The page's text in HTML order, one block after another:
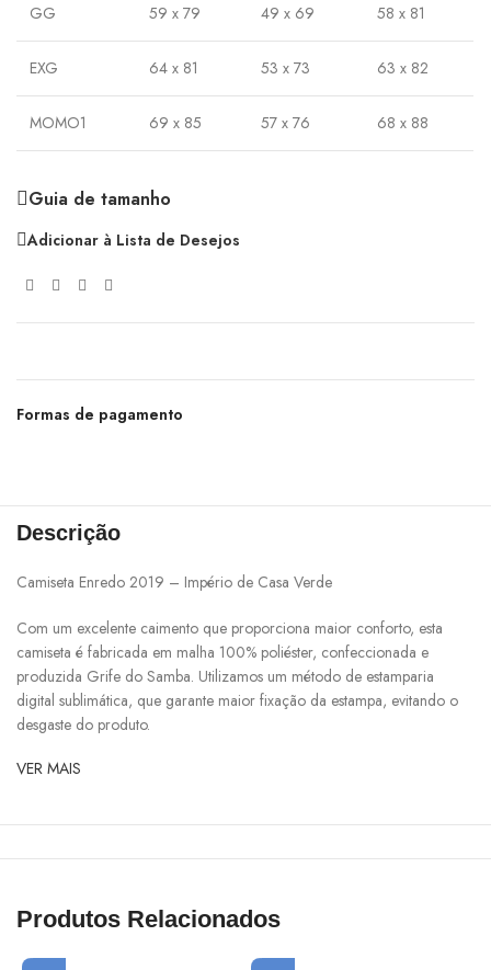
GG 59 x 79 49 x 69 58 x 81
EXG 64 x 81 53 x 73 63 x 82
MOMO1 69 x 85 57 x 76 68 x 88
Guia de tamanho
Adicionar à Lista de Desejos
Formas de pagamento
Descrição
Camiseta Enredo 2019 – Império de Casa Verde
Com um excelente caimento que proporciona maior conforto, esta
camiseta é fabricada em malha 100% poliéster, confeccionada e
produzida Grife do Samba. Utilizamos um método de estamparia
digital sublimática, que garante maior fixação da estampa, evitando o
desgaste do produto.
VER MAIS
Produtos Relacionados